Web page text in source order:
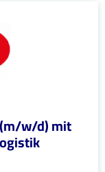
w/d) mit